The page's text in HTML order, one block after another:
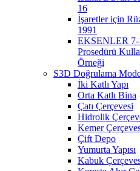
16
İşaretler için
1991
EKSENLER 7-
Prosedürü
Örneği
S3D Doğrulama
İki Katlı Yapı
Orta Katlı Bina
Çatı Çerçevesi
Hidrolik
Kemer
Çift Depo
Yumurta Yapısı
Kabuk